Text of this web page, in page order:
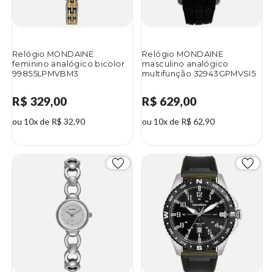
Relógio MONDAINE
feminino analógico bicolor
99855LPMVBM3
R$ 329,00
ou 10x de R$ 32,90
Relógio MONDAINE
masculino analógico
multifunção 32943GPMVSI5
R$ 629,00
ou 10x de R$ 62,90